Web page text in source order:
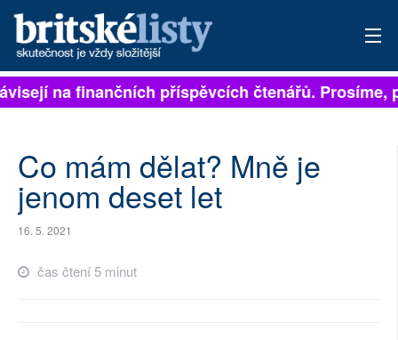
PŘIHLÁSIT
ARCHIV
ROZHOVORY
na finančních příspěvcích čtenářů. Prosíme,
Co mám dělat? Mně je
jenom deset let
16. 5. 2021
čas čtení 5 minut